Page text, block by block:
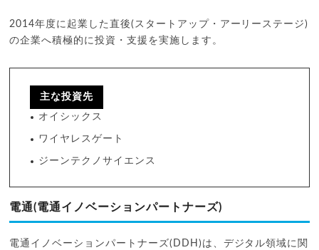
2014年度に起業した直後(スタートアップ・アーリーステージ)
の企業へ積極的に投資・支援を実施します。
主な投資先
オイシックス
ワイヤレスゲート
ジーンテクノサイエンス
電通(電通イノベーションパートナーズ)
電通イノベーションパートナーズ(DDH)は、デジタル領域に関